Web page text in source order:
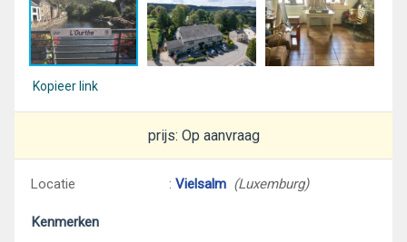
Kopieer link
prijs: Op aanvraag
Locatie : Vielsalm (Luxemburg)
Kenmerken